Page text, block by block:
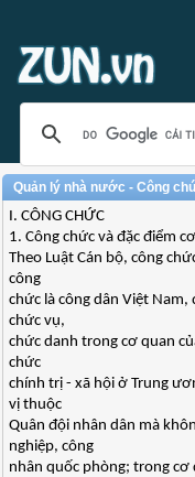
Quản lý nhà nước - Công
I. CÔNG CHỨC
1. Công chức và đặc điểm
Theo Luật Cán bộ, công
công
chức là công dân Việt
chức vụ,
chức danh trong cơ quan
chức
chính trị - xã hội ở Trung
vị thuộc
Quân đội nhân dân mà
nghiệp, công
nhân quốc phòng; trong cơ